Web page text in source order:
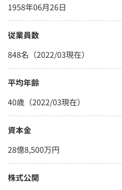
1958年06月26日
従業員数
848名（2022/03現在）
平均年齢
40歳（2022/03現在）
資本金
28億8,500万円
株式公開